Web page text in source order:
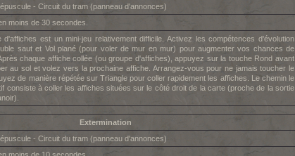
- Circuit du tram (panneau d'annonces)
moins de 30 secondes.
d'affiches est un mini-jeu relativement difficile. Activez les compétences d'évolution
saut et Vol plané (pour voler de mur en mur) pour augmenter vos chances de
chaque affiche collée (ou groupe d'affiches), appuyez sur la touche Rond avant
au sol et volez vers la prochaine affiche. Arrangez-vous pour ne jamais toucher le
de manière répétée sur Triangle pour coller rapidement les affiches. Le chemin le
consiste à coller les affiches situées sur le côté droit de la carte (proche de la sortie
Extermination
- Circuit du tram (panneau d'annonces)